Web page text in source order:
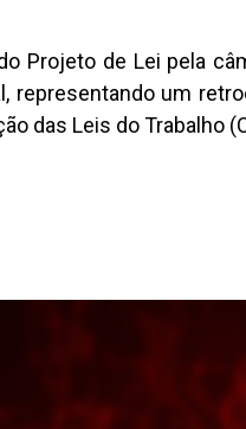
Projeto de Lei pela
representando um
das Leis do Trabalho